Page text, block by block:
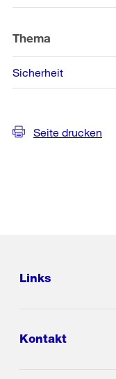
Thema
Sicherheit
Seite drucken
Links
Kontakt